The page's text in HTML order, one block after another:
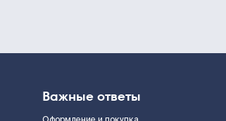
Важные ответы